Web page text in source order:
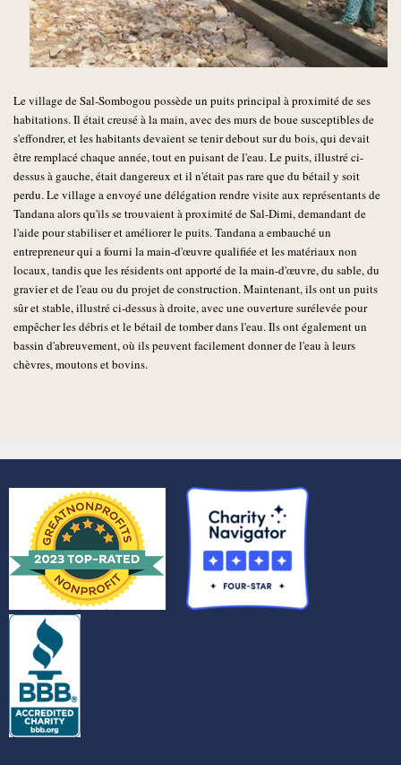
Le village de Sal-Sombogou possède un puits principal à proximité de ses
habitations. Il était creusé à la main, avec des murs de boue susceptibles de
s'effondrer, et les habitants devaient se tenir debout sur du bois, qui devait
être remplacé chaque année, tout en puisant de l'eau. Le puits, illustré ci-
dessus à gauche, était dangereux et il n'était pas rare que du bétail y soit
perdu. Le village a envoyé une délégation rendre visite aux représentants de
Tandana alors qu'ils se trouvaient à proximité de Sal-Dimi, demandant de
l'aide pour stabiliser et améliorer le puits. Tandana a embauché un
entrepreneur qui a fourni la main-d'œuvre qualifiée et les matériaux non
locaux, tandis que les résidents ont apporté de la main-d'œuvre, du sable, du
gravier et de l'eau ou du projet de construction. Maintenant, ils ont un puits
sûr et stable, illustré ci-dessus à droite, avec une ouverture surélevée pour
empêcher les débris et le bétail de tomber dans l'eau. Ils ont également un
bassin d'abreuvement, où ils peuvent facilement donner de l'eau à leurs
chèvres, moutons et bovins.